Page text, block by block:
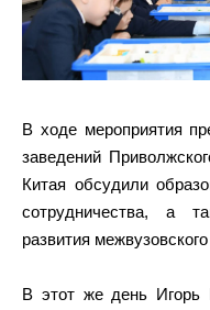
В ходе мероприятия
заведений
Китая обсудили
сотрудничества, а
развития
В этот же день Игорь